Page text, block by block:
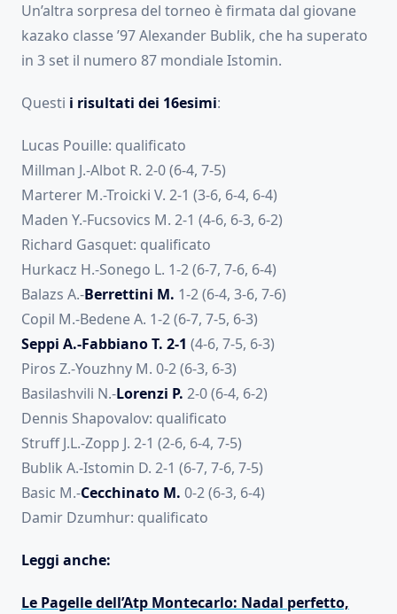
Un’altra sorpresa del torneo è firmata dal giovane
kazako classe ’97 Alexander Bublik, che ha superato
in 3 set il numero 87 mondiale Istomin.
Questi i risultati dei 16esimi:
Lucas Pouille: qualificato
Millman J.-Albot R. 2-0 (6-4, 7-5)
Marterer M.-Troicki V. 2-1 (3-6, 6-4, 6-4)
Maden Y.-Fucsovics M. 2-1 (4-6, 6-3, 6-2)
Richard Gasquet: qualificato
Hurkacz H.-Sonego L. 1-2 (6-7, 7-6, 6-4)
Balazs A.-Berrettini M. 1-2 (6-4, 3-6, 7-6)
Copil M.-Bedene A. 1-2 (6-7, 7-5, 6-3)
Seppi A.-Fabbiano T. 2-1 (4-6, 7-5, 6-3)
Piros Z.-Youzhny M. 0-2 (6-3, 6-3)
Basilashvili N.-Lorenzi P. 2-0 (6-4, 6-2)
Dennis Shapovalov: qualificato
Struff J.L.-Zopp J. 2-1 (2-6, 6-4, 7-5)
Bublik A.-Istomin D. 2-1 (6-7, 7-6, 7-5)
Basic M.-Cecchinato M. 0-2 (6-3, 6-4)
Damir Dzumhur: qualificato
Leggi anche:
Le Pagelle dell’Atp Montecarlo: Nadal perfetto,